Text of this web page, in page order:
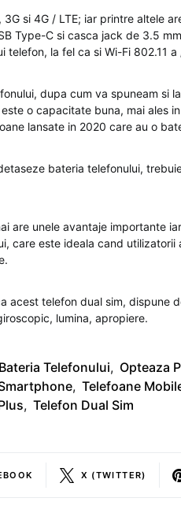
si 4G / LTE; iar printre altele
Type-C si casca jack de 3.5
telefon, la fel ca si Wi-Fi 802.11
dupa cum va spuneam si
o capacitate buna, mai ales
lansate in 2020 care au o
bateria telefonului,
are unele avantaje importante
care este ideala cand
acest telefon dual sim, dispune
lumina, apropiere.
Bateria Telefonului, Opteaza
, Telefoane
, Telefon Dual Sim
X (TWITTER)